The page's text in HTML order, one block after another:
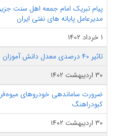
پیام تبریک امام جمعه اهل سنت
مدیرعامل پایانه های نفتی ایران
۱ خرداد ۱۴۰۲
تاثیر ۴۰ درصدی معدل دانش آموزان دوازدهم در کنکور ۱۴۰۲
۳۰ اردیبهشت ۱۴۰۲
ضرورت ساماندهی خودروهای
کبودراهنگ
۳۰ اردیبهشت ۱۴۰۲